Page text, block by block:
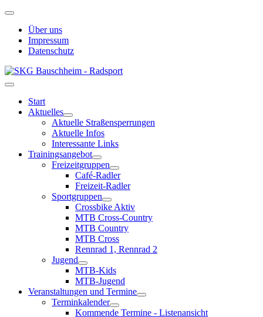
Über uns
Impressum
Datenschutz
Start
Aktuelles
Aktuelle Straßensperrungen
Aktuelle Infos
Interessante Links
Trainingsangebot
Freizeitgruppen
Café-Radler
Freizeit-Radler
Sportgruppen
Crossbike Aktiv
MTB Cross-Country
MTB Country
MTB Cross
Rennrad 1, Rennrad 2
Jugend
MTB-Kids
MTB-Jugend
Veranstaltungen und Termine
Terminkalender
Kommende Termine - Listenansicht